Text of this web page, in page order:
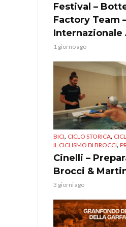
Festival –
Factory Team
Internazionale
1 giorno ago
BICI, CICLO STORICA,
IL CICLISMO DI BROCCI,
Cinelli –
Brocci &
3 giorni ago